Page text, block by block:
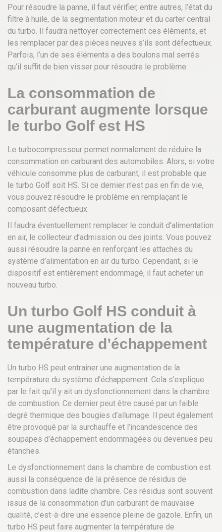
Pour résoudre la panne, il faut vérifier, entre autres, l’état du
filtre à huile, de la segmentation moteur et du carter central
du turbo. Il faudra nettoyer correctement ces éléments, et
les remplacer par des pièces neuves s’ils sont défectueux.
Parfois, l’un de ses éléments a des boulons mal serrés
qu’il suffit de bien visser pour résoudre le problème.
La consommation de
carburant augmente lorsque
le turbo Golf est HS
Le turbocompresseur permet normalement de réduire la
consommation en carburant des automobiles. Alors, si votre
véhicule consomme plus de carburant, il est probable que
le turbo Golf soit HS. Si ce dernier n’est pas en fin de vie,
vous pouvez résoudre le problème en remplaçant le
composant défectueux.
Il faudra éventuellement remplacer le conduit d’alimentation
en air, le collecteur d’admission ou des joints. Vous pouvez
aussi résoudre la panne en renforçant les attaches du
système d’alimentation en air du turbo. Cependant, si le
dispositif est entièrement endommagé, il faut acheter un
nouveau turbo.
Un turbo Golf HS conduit à
une augmentation de la
température d’échappement
Un turbo HS peut entraîner une augmentation de la
température du système d’échappement. Cela s’explique
par le fait qu’il y ait un dysfonctionnement dans la chambre
de combustion. Ce dernier peut être causé par un faible
degré thermique des bougies d’allumage. Il peut également
être provoqué par la surchauffe et l’incandescence des
soupapes d’échappement endommagées ou devenues peu
étanches.
Le dysfonctionnement dans la chambre de combustion est
aussi la conséquence de la présence de résidus de
combustion dans ladite chambre. Ces résidus sont souvent
issus de la consommation d’un carburant de mauvaise
qualité, c’est-à-dire une essence pleine de gazole. Enfin, un
turbo HS peut faire augmenter la température de